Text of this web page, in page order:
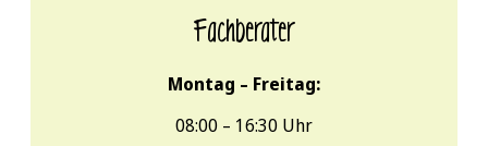
Fachberater
Montag – Freitag:
08:00 – 16:30 Uhr